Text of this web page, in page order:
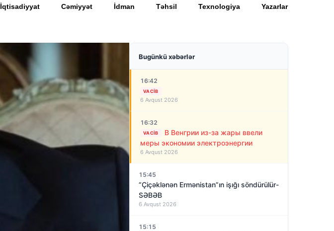
İqtisadiyyat Cəmiyyət İdman Təhsil Texnologiya Yazarlar
Bugünkü xəbərlər
16:42
VACIB
6 Avqust 2026
16:32
VACIB
В Венгрии из-за жары ввели
меры экономии электроэнергии
6 Avqust 2026
15:45
“Çiçəklənən Ermənistan”ın işığı söndürülür-
SƏBƏB
6 Avqust 2026
15:15